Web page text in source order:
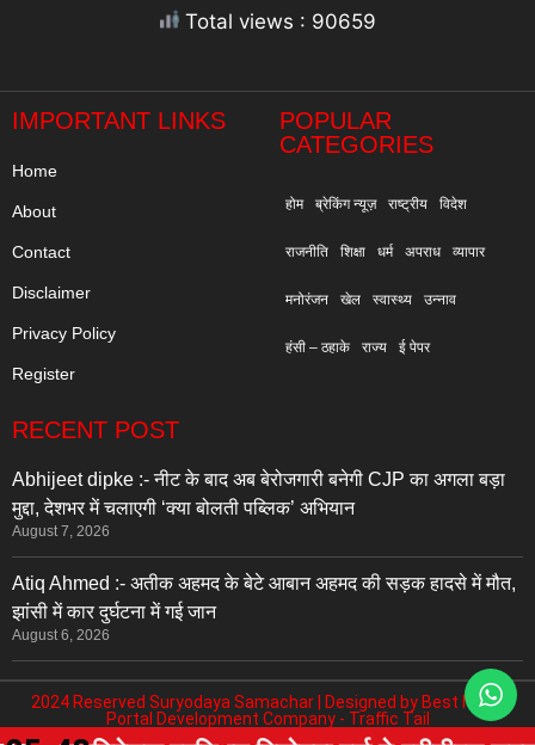
Total views : 90659
IMPORTANT LINKS
Home
About
Contact
Disclaimer
Privacy Policy
Register
POPULAR
CATEGORIES
होम ब्रेकिंग न्यूज़ राष्ट्रीय विदेश
राजनीति शिक्षा धर्म अपराध व्यापार
मनोरंजन खेल स्वास्थ्य उन्नाव
हंसी – ठहाके राज्य ई पेपर
RECENT POST
Abhijeet dipke :- नीट के बाद अब बेरोजगारी बनेगी CJP का अगला बड़ा
मुद्दा, देशभर में चलाएगी ‘क्या बोलती पब्लिक’ अभियान
August 7, 2026
Atiq Ahmed :- अतीक अहमद के बेटे आबान अहमद की सड़क हादसे में मौत,
झांसी में कार दुर्घटना में गई जान
August 6, 2026
2024 Reserved Suryodaya Samachar | Designed byBest News
Portal Development Company- Traffic Tail